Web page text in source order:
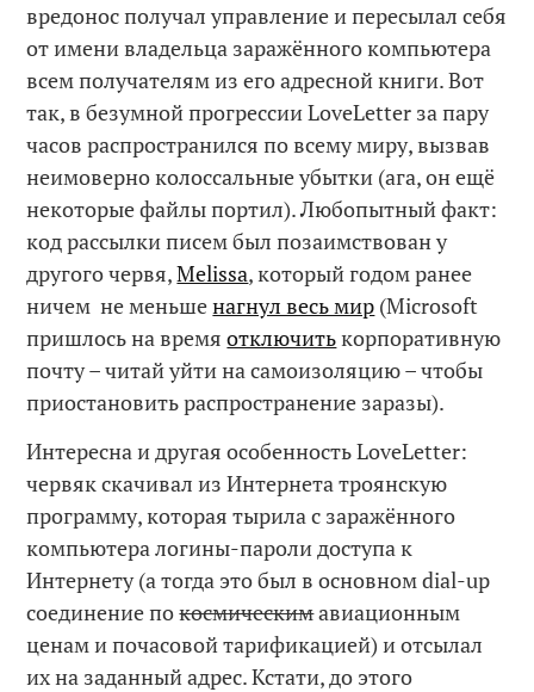
вредонос получал управление и пересылал себя
от имени владельца заражённого компьютера
всем получателям из его адресной книги. Вот
так, в безумной прогрессии LoveLetter за пару
часов распространился по всему миру, вызвав
неимоверно колоссальные убытки (ага, он ещё
некоторые файлы портил). Любопытный факт:
код рассылки писем был позаимствован у
другого червя,Melissa, который годом ранее
ничем не меньшенагнул весь мир (Microsoft
пришлось на времяотключитькорпоративную
почту – читай уйти на самоизоляцию – чтобы
приостановить распространение заразы).
Интересна и другая особенность LoveLetter:
червяк скачивал из Интернета троянскую
программу, которая тырила с заражённого
компьютера логины-пароли доступа к
Интернету (а тогда это был в основном dial-up
соединение покосмическимавиационным
ценам и почасовой тарификацией) и отсылал
их на заданный адрес. Кстати, до этого